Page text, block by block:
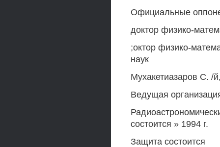
Официальные
доктор физико-
;октор физико-
наук
Мухакетиазаров С.
Ведущая
состоится » 1994 г.
Защита состоится